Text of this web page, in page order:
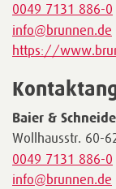
0049 7131 886-0
info@brunnen.de
https://
Baier &
Wollhausstr. 60-
0049 7131 886-0
info@brunnen.de